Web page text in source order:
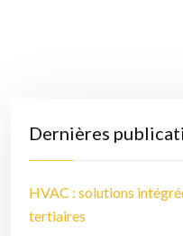
Dernières
HVAC : solutions
tertiaires